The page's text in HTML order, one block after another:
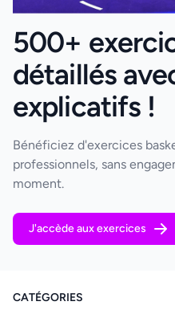
500+
détaillés
explicatifs !
Bénéficiez d'exercices
professionnels, sans
moment.
J'accède aux exercices
CATÉGORIES